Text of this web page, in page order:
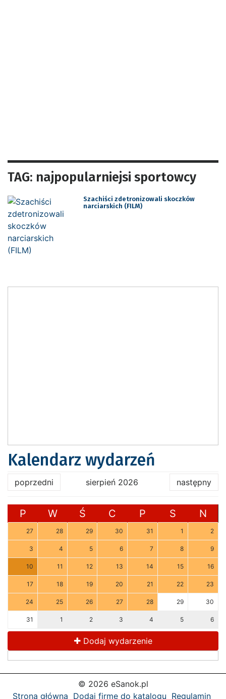
TAG: najpopularniejsi sportowcy
Szachiści zdetronizowali skoczków
narciarskich (FILM)
Kalendarz wydarzeń
poprzedni sierpień 2026 następny
P W Ś C P S N
27 28 29 30 31 1 2
3 4 5 6 7 8 9
10 11 12 13 14 15 16
17 18 19 20 21 22 23
24 25 26 27 28 29 30
31 1 2 3 4 5 6
Dodaj wydarzenie
© 2026 eSanok.pl
Strona główna Dodaj firmę do katalogu Regulamin